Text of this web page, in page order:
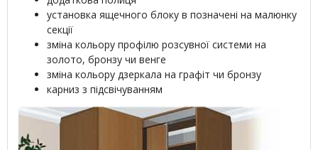
установка ящечного блоку в позначені на малюнку
секції
зміна кольору профілю розсувної системи на
золото, бронзу чи венге
зміна кольору дзеркала на графіт чи бронзу
карниз з підсвічуванням